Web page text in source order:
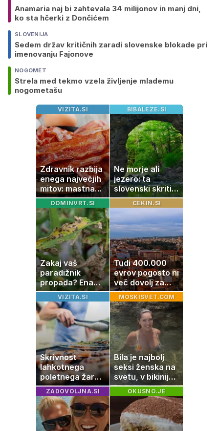
Anamaria naj bi zahtevala 34 milijonov in manj dni,
ko sta hčerki z Dončićem
SLOVENIJA
Sedem držav kritičnih zaradi slovenske blokade pri
imenovanju Fajonove
NOGOMET
Strela med tekmo vzela življenje mlademu
nogometašu
VIZITA.SI
Zdravnik razbija
enega največjih
mitov: mastna
jetra ne
nastanejo zaradi
slanine, temveč
zaradi živila, ki
ga imamo vsi
radi
BIBALEZE.SI
Ne morje ali
jezero: ta
slovenski skriti
raj je kot
ustvarjen za
družinski izlet
DOMINVRT.SI
Zakaj vaš
paradižnik
propada? Ena
napaka lahko
uniči rastline –
tako jih rešite
CEKIN.SI
Tudi 400.000
evrov pogosto ni
več dovolj za
nakup
stanovanja
VIZITA.SI
Skrivnost
lahkotnega
poletnega žara,
po katerem ne
boste
potrebovali
popoldanskega
spanca
MOSKISVET.COM
Bila je najbolj
seksi ženska na
svetu, v bikiniju
znova navdušila
ZADOVOLJNA.SI OKUSNO.JE